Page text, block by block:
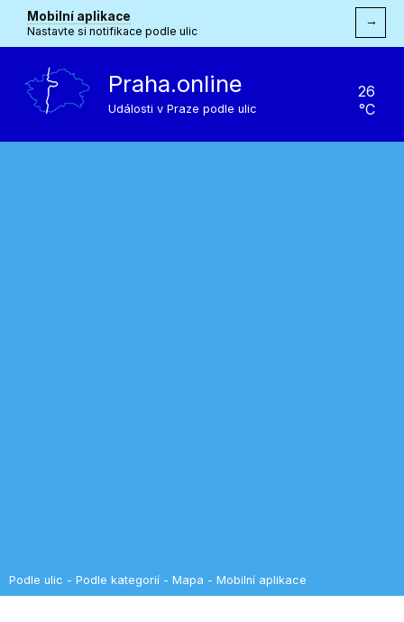
Mobilní aplikace
Nastavte si notifikace podle ulic
→
Praha.online
Události v Praze podle ulic
26
°C
Podle ulic - Podle kategorií - Mapa - Mobilní aplikace